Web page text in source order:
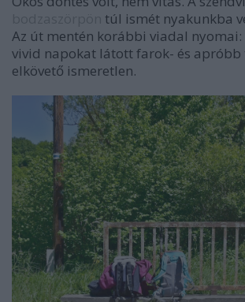
túl ismét nyakunkba
Az út mentén korábbi viadal nyomai:
vivid napokat látott farok- és apróbb
elkövető ismeretlen.